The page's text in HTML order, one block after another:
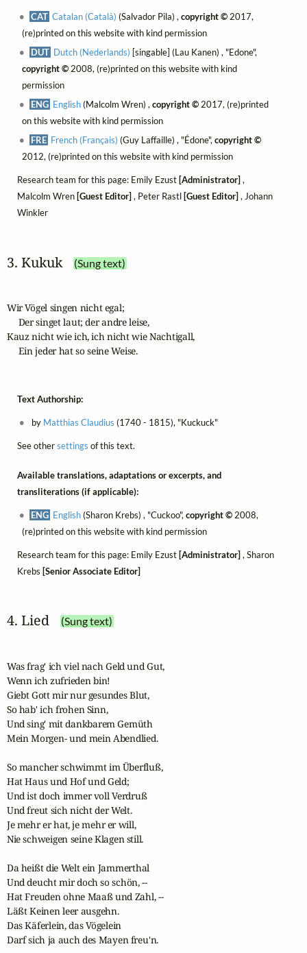
CAT Catalan (Català) (Salvador Pila) ,copyright ©2017,
(re)printed on this website with kind permission
DUT Dutch (Nederlands) [singable] (Lau Kanen) , "Edone",
copyright ©2008, (re)printed on this website with kind
permission
ENG English(Malcolm Wren) ,copyright ©2017, (re)printed
on this website with kind permission
FRE French (Français) (Guy Laffaille) , "Édone",copyright ©
2012, (re)printed on this website with kind permission
Research team for this page: Emily Ezust [Administrator] ,
Malcolm Wren [Guest Editor] , Peter Rastl [Guest Editor] , Johann
Winkler
3. Kukuk (Sung text)
Wir Vögel singen nicht egal;
     Der singet laut; der andre leise,
Kauz nicht wie ich, ich nicht wie Nachtigall,
     Ein jeder hat so seine Weise.
Text Authorship:
by Matthias Claudius (1740 - 1815), "Kuckuck"
See othersettings of this text.
Available translations, adaptations or excerpts, and
transliterations (if applicable):
ENG English(Sharon Krebs) , "Cuckoo",copyright © 2008,
(re)printed on this website with kind permission
Research team for this page: Emily Ezust [Administrator] , Sharon
Krebs [Senior Associate Editor]
4. Lied (Sung text)
Was frag' ich viel nach Geld und Gut,
Wenn ich zufrieden bin!
Giebt Gott mir nur gesundes Blut,
So hab' ich frohen Sinn,
Und sing' mit dankbarem Gemüth
Mein Morgen- und mein Abendlied.
So mancher schwimmt im Überfluß,
Hat Haus und Hof und Geld;
Und ist doch immer voll Verdruß
Und freut sich nicht der Welt.
Je mehr er hat, je mehr er will,
Nie schweigen seine Klagen still.
Da heißt die Welt ein Jammerthal
Und deucht mir doch so schön, --
Hat Freuden ohne Maaß und Zahl, --
Läßt Keinen leer ausgehn.
Das Käferlein, das Vögelein
Darf sich ja auch des Mayen freu'n.